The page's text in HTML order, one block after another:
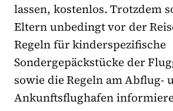
lassen, kostenlos. Trotzdem
Eltern unbedingt vor der
Regeln für kinderspezifische
Sondergepäckstücke der
sowie die Regeln am Abflug-
Ankunftsflughafen